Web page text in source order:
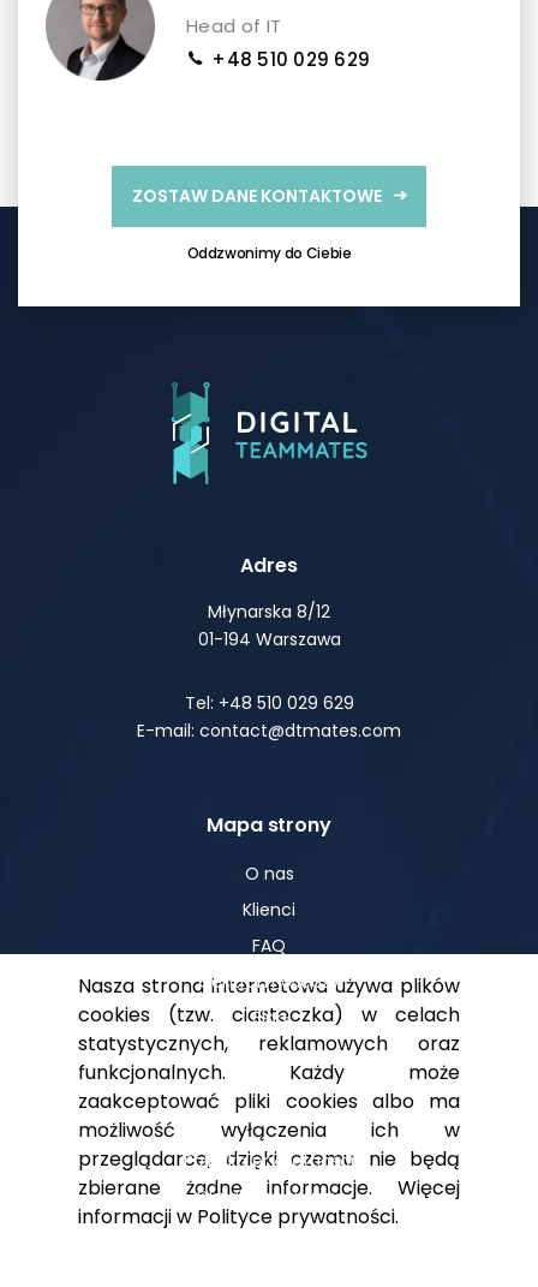
Head of IT
+48 510 029 629
ZOSTAW DANE KONTAKTOWE
Oddzwonimy do Ciebie
Adres
Młynarska 8/12
01-194 Warszawa
Tel: +48 510 029 629
E-mail: contact@dtmates.com
Mapa strony
O nas
Klienci
FAQ
Centrum Wiedzy
Blog
Pomoc
Polityka prywatności
Dla akcjonariuszy
Kontakt
Nasza strona internetowa używa plików
cookies (tzw. ciasteczka) w celach
statystycznych, reklamowych oraz
funkcjonalnych. Każdy może
zaakceptować pliki cookies albo ma
możliwość wyłączenia ich w
przeglądarce, dzięki czemu nie będą
zbierane żadne informacje. Więcej
informacji w Polityce prywatności.